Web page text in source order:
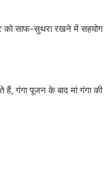
को साफ-सुथरा रखने में
हैं, गंगा पूजन के बाद मां गंगा